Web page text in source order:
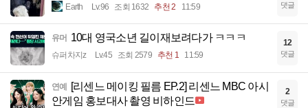
Earth Lv.96 조회 1632 추천 2 11:59 댓글
유머 10대 영국소년 길이재보려다가 ㅋㅋㅋ
슈퍼차지z Lv.45 조회 2579 추천 1 11:59
12
댓글
연예
[리센느 메이킹 필름 EP.2] 리센느 MBC 아시
안게임 홍보대사 촬영 비하인드
2
댓글